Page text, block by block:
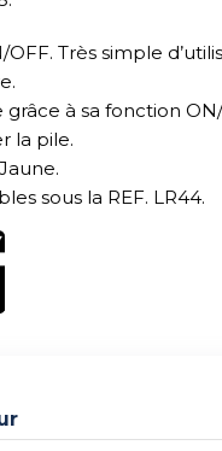
Très simple
à sa fonction
la pile.
sous la REF. LR44.